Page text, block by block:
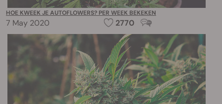
HOE KWEEK JE AUTOFLOWERS? PER WEEK BEKEKEN
7 May 2020 2770